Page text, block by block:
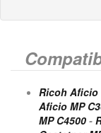
Ricoh Aficio
Aficio MP
MP C4500 -